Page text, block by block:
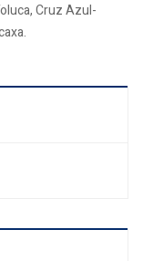
Cruz Azul-